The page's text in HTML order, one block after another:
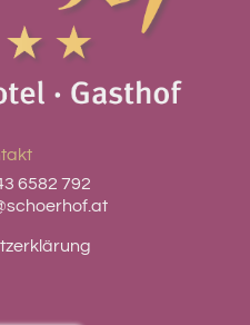
6582 792